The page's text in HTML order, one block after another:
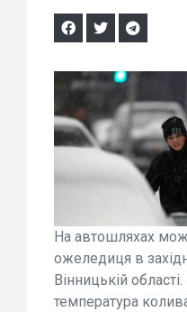
На автошляхах
ожеледиця в
Вінницькій
температура